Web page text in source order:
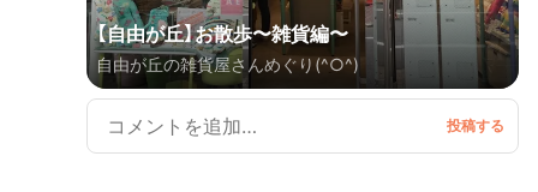
【自由が丘】お散歩〜雑貨編〜
自由が丘の雑貨屋さんめぐり(^○^)